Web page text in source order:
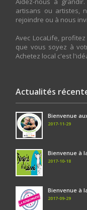
artisans ou artistes,
rejoindre ou à nous
Avec LocaLife,
que vous soyez à
Achetez local c'est
Actualités
Bienvenue
2017-11-29
Bienvenue à
2017-10-18
Bienvenue à
2017-09-29